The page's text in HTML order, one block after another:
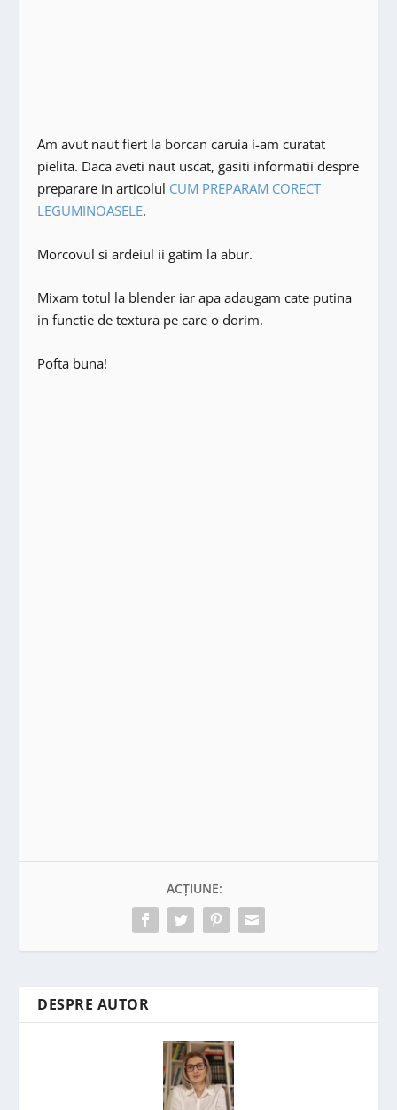
Am avut naut fiert la borcan caruia i-am curatat
pielita. Daca aveti naut uscat, gasiti informatii despre
preparare in articolul CUM PREPARAM CORECT
LEGUMINOASELE.
Morcovul si ardeiul ii gatim la abur.
Mixam totul la blender iar apa adaugam cate putina
in functie de textura pe care o dorim.
Pofta buna!
ACȚIUNE:
DESPRE AUTOR